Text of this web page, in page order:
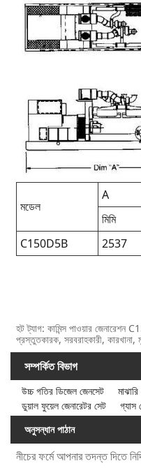
মডেল
A
মিমি
C150D5B
2537
হট ট্যাগ: কামিন্স পাওয়ার জেনারেশন
প্রস্তুতকারক, সরবরাহকারী, কারখানা,
সম্পর্কিত বিভাগ
উচ্চ গতির ডিজেল জেনসেট
ডুয়াল ফুয়েল জেনারেটর সেট
গ্যাস
অনুসন্ধান পাঠান
নীচের ফর্মে আপনার তদন্ত দিতে